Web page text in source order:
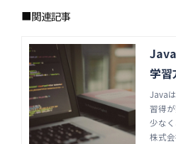
■関連記事
学
て解
ポー
者向
Java
習得
少な
ため
株式